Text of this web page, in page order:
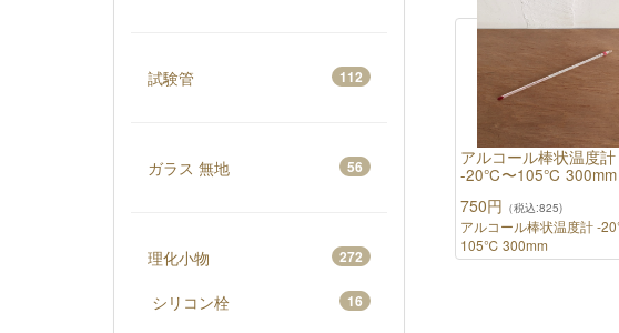
アルコール棒状温度計
-20℃〜105℃ 300mm
750円 （税込:825)
アルコール棒状温度計 -
105℃ 300mm
試験管 112
ガラス 無地 56
理化小物 272
シリコン栓 16